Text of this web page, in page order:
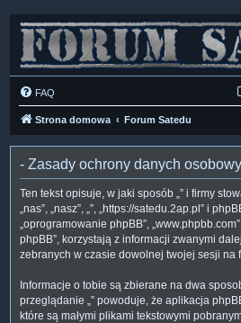
FAQ
Strona domowa Forum Satedu
- Zasady ochrony danych
Ten tekst opisuje, w jaki sposób „” i firmy
„nas”, „nasz”, „”, „https://satedu.2ap.pl” i
„oprogramowanie phpBB”,
phpBB”, korzystają z informacji zwanymi
zebranych w czasie dowolnej twojej sesji na
Informacje o tobie są zbierane na dwa
przeglądanie „” powoduje, że aplikacja
które są małymi plikami tekstowymi